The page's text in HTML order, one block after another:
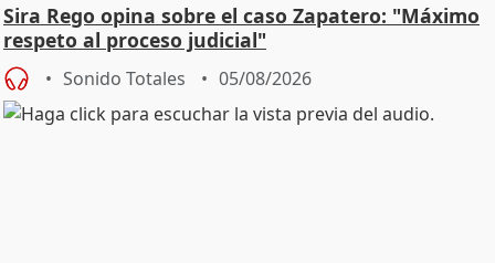
Sira Rego opina sobre el caso Zapatero: "Máximo
respeto al proceso judicial"
Sonido Totales 05/08/2026